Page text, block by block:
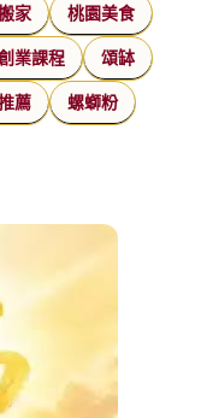
家 桃園美食
業課程 頌缽
薦 螺螄粉